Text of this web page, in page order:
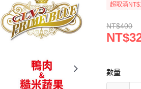
超取滿
NT$400
數量